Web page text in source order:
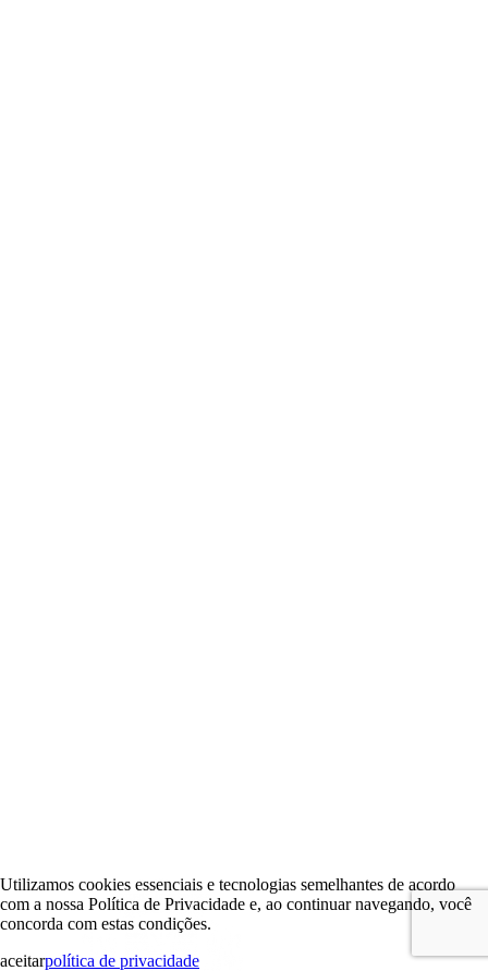
Utilizamos cookies essenciais e tecnologias semelhantes de acordo
com a nossa Política de Privacidade e, ao continuar navegando, você
concorda com estas condições.
aceitarpolítica de privacidade